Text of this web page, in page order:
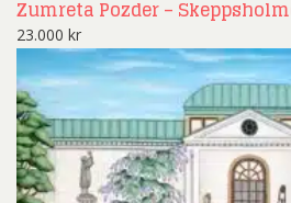
Zumreta Pozder –
23.000 kr